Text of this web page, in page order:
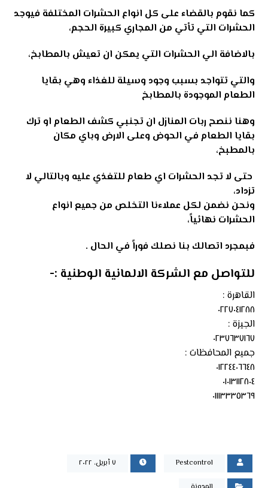
كما نقوم بالقضاء على كل انواع الحشرات المختلفة فيوجد
الحشرات التي تأتي من المجاري كبيرة الحجم،
بالاضافة الي الحشرات التي يمكن ان تعيش بالمطابخ،
والتي تتواجد بسبب وجود وسيلة للغذاء وهي بقايا
الطعام الموجودة بالمطابخ
وهنا ننصح ربات المنازل ان تجنبي كشف الطعام او ترك
بقايا الطعام في الحوض وعلى الارض وباي مكان
بالمطبخ،
حتى لا تجد الحشرات اي طعام للتغذي عليه وبالتالي لا
تزداد،
ونحن نضمن لكل عملاءنا التخلص من جميع انواع
الحشرات نهائياً،
فبمجرد اتصالك بنا نصلك فوراً في الحال .
للتواصل مع الشركة الالمانية الوطنية :-
القاهرة :
٠٢٢٧٠٤١٢٨٨
الجيزة :
٠٢٣٧٦٣٧١٦٧
جميع المحافظات :
٠١٢٢٤٤٠٦٦٤٨
٠١٠١٣١١٢٨٠٤
٠١١١٣٣٣٥٣٦٩
Pestcontrol ٧ أبريل، ٢٠٢٢